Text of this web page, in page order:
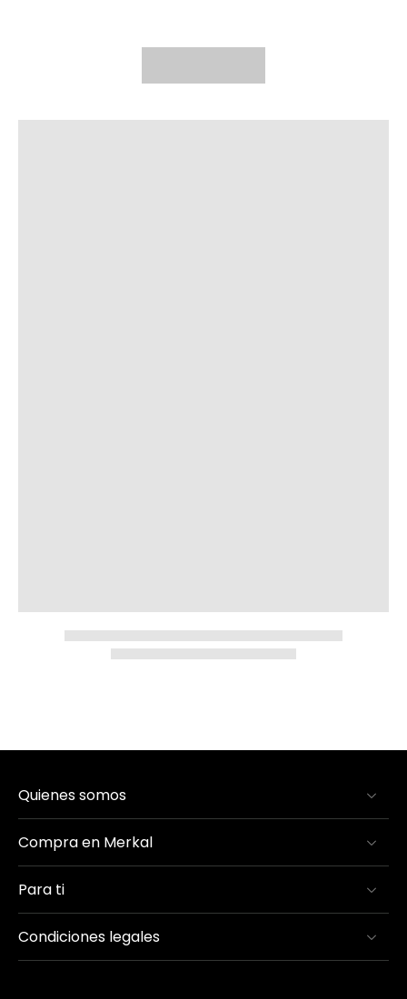
Quienes somos
Compra en Merkal
Para ti
Condiciones legales